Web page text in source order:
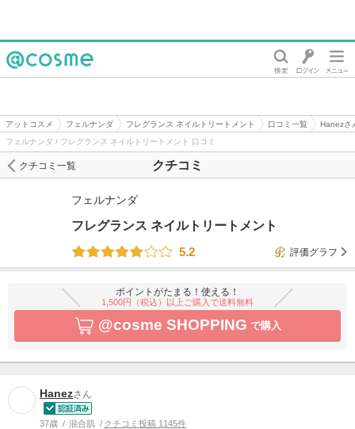
アットコスメ フェルナンダ フレグランス ネイルトリートメント 口コミ一覧
Hanezさ
フェルナンダ / フレグランス ネイルトリートメント 口コミ
クチコミ
クチコミ一覧
フェルナンダ
フレグランス ネイルトリートメント
5.2
評価グラフ
ポイントがたまる！使える！
1,500円（税込）以上ご購入で送料無料
@cosme SHOPPING で購入
Hanezさん
37歳 混合肌 クチコミ投稿 1145件